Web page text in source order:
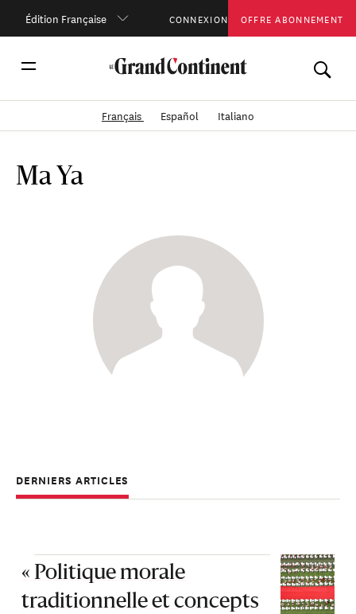
Édition Française CONNEXION OFFRE ABONNEMENT
Français Español Italiano
Ma Ya
DERNIERS ARTICLES
« Politique morale
traditionnelle et concepts